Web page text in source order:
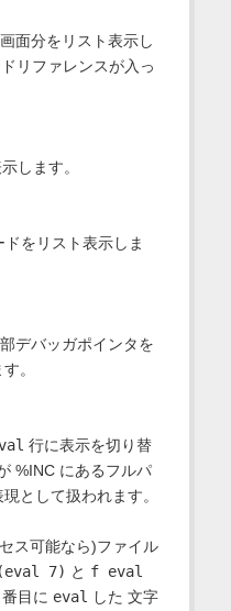
面分をリスト表示し
リファレンスが入っ
します。
をリスト表示しま
デバッガポインタを
。
行に表示を切り替
%INC にあるフルパ
として扱われます。
ス可能なら)ファイル
7) と f eval
目に eval した 文字